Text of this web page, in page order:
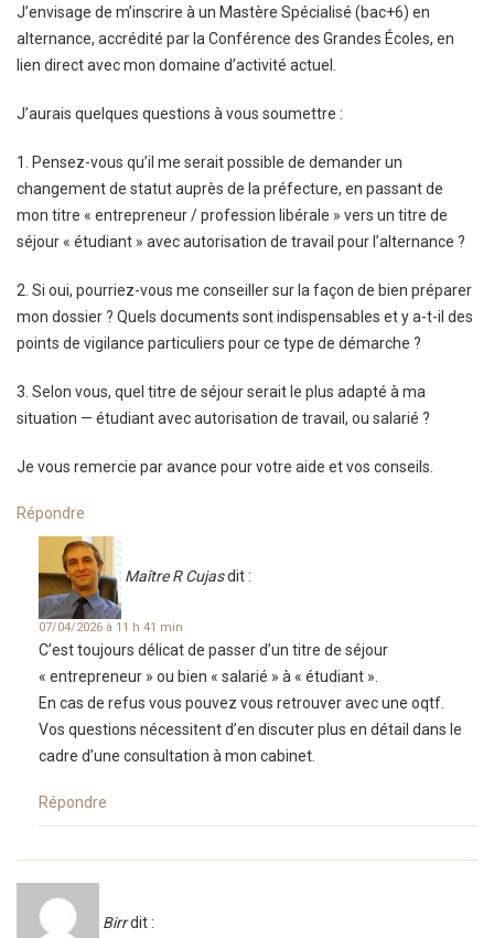
J’envisage de m’inscrire à un Mastère Spécialisé (bac+6) en
alternance, accrédité par la Conférence des Grandes Écoles, en
lien direct avec mon domaine d’activité actuel.
J’aurais quelques questions à vous soumettre :
1. Pensez-vous qu’il me serait possible de demander un
changement de statut auprès de la préfecture, en passant de
mon titre « entrepreneur / profession libérale » vers un titre de
séjour « étudiant » avec autorisation de travail pour l’alternance ?
2. Si oui, pourriez-vous me conseiller sur la façon de bien préparer
mon dossier ? Quels documents sont indispensables et y a-t-il des
points de vigilance particuliers pour ce type de démarche ?
3. Selon vous, quel titre de séjour serait le plus adapté à ma
situation — étudiant avec autorisation de travail, ou salarié ?
Je vous remercie par avance pour votre aide et vos conseils.
Répondre
Maître R Cujasdit :
07/04/2026 à 11 h 41 min
C’est toujours délicat de passer d’un titre de séjour
« entrepreneur » ou bien « salarié » à « étudiant ».
En cas de refus vous pouvez vous retrouver avec une oqtf.
Vos questions nécessitent d’en discuter plus en détail dans le
cadre d’une consultation à mon cabinet.
Répondre
Birrdit :